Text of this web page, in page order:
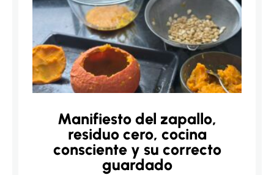
Manifiesto del zapallo,
residuo cero, cocina
consciente y su correcto
guardado